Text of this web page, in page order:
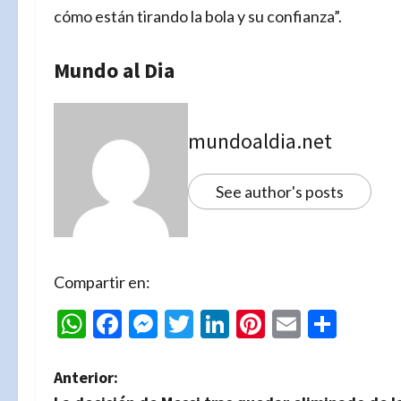
cómo están tirando la bola y su confianza”.
Mundo al Dia
mundoaldia.net
See author's posts
Compartir en:
WhatsApp
Facebook
Messenger
Twitter
LinkedIn
Pinterest
Email
N
Anterior: